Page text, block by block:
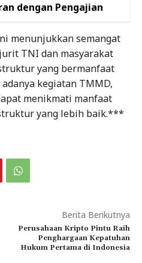
dengan Pengajian
menunjukkan semangat
TNI dan masyarakat
yang bermanfaat
kegiatan TMMD,
menikmati manfaat
yang lebih baik.***
Berita Berikutnya
Perusahaan Kripto Pintu Raih
Penghargaan Kepatuhan
Hukum Pertama di Indonesia